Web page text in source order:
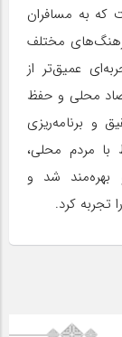
به مسافران
مختلف
عمیق‌تر از
محلی و حفظ
و برنامه‌ریزی
با مردم محلی،
بهره‌مند شد و
تجربه کرد.